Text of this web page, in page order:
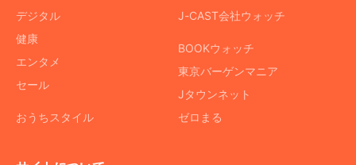
デジタル
健康
エンタメ
セール
おうちスタイル
J-CAST会社ウォッチ
BOOKウォッチ
東京バーゲンマニア
Jタウンネット
ゼロまる